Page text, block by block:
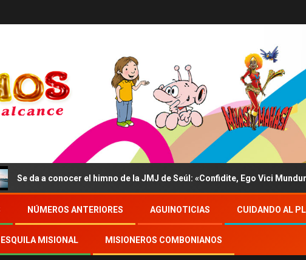
a conocer el himno de la JMJ de Seúl: «Confidite, Ego Vici Mundum»
NÚMEROS ANTERIORES AGUINOTICIAS CUIDANDO AL
ESQUILA MISIONAL MISIONEROS COMBONIANOS